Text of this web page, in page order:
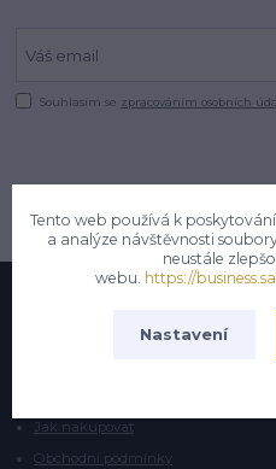
Souhlasím se zpracováním osobních
Informace pro zákazníky
Jak nakupovat
Obchodní podmínky
Tento web používá k
a analýze návštěvnosti
neustále
webu. https://
Nastavení